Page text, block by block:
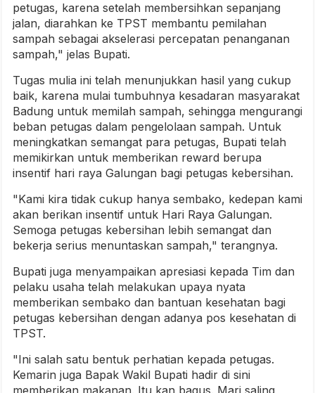
petugas, karena setelah membersihkan sepanjang
jalan, diarahkan ke TPST membantu pemilahan
sampah sebagai akselerasi percepatan penanganan
sampah," jelas Bupati.
Tugas mulia ini telah menunjukkan hasil yang cukup
baik, karena mulai tumbuhnya kesadaran masyarakat
Badung untuk memilah sampah, sehingga mengurangi
beban petugas dalam pengelolaan sampah. Untuk
meningkatkan semangat para petugas, Bupati telah
memikirkan untuk memberikan reward berupa
insentif hari raya Galungan bagi petugas kebersihan.
"Kami kira tidak cukup hanya sembako, kedepan kami
akan berikan insentif untuk Hari Raya Galungan.
Semoga petugas kebersihan lebih semangat dan
bekerja serius menuntaskan sampah," terangnya.
Bupati juga menyampaikan apresiasi kepada Tim dan
pelaku usaha telah melakukan upaya nyata
memberikan sembako dan bantuan kesehatan bagi
petugas kebersihan dengan adanya pos kesehatan di
TPST.
"Ini salah satu bentuk perhatian kepada petugas.
Kemarin juga Bapak Wakil Bupati hadir di sini
memberikan makanan. Itu kan bagus. Mari saling